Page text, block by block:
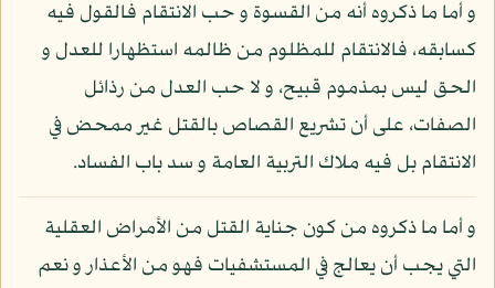
و أما ما ذكروه أنه من القسوة و حب الانتقام فالقول فيه
كسابقه، فالانتقام للمظلوم من ظالمه استظهارا للعدل و
الحق ليس بمذموم قبيح، و لا حب العدل من رذائل
الصفات، على أن تشريع القصاص بالقتل غير ممحض في
الانتقام بل فيه ملاك التربية العامة و سد باب الفساد.
و أما ما ذكروه من كون جناية القتل من الأمراض العقلية
التي يجب أن يعالج في المستشفيات فهو من الأعذار و نعم